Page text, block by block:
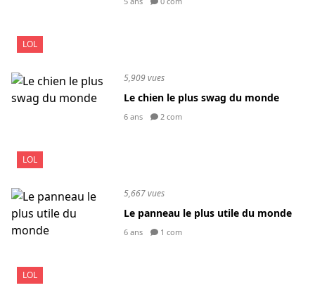
LOL
LOL
5,909 vues
Le chien le plus swag du monde
6 ans 2 com
LOL
5,667 vues
Le panneau le plus utile du monde
6 ans 1 com